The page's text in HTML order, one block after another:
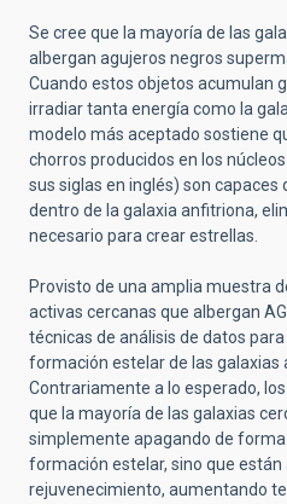
Se cree que la mayoría de las
albergan agujeros negros
Cuando estos objetos acumulan
irradiar tanta energía como la
modelo más aceptado sostiene
chorros producidos en los
sus siglas en inglés) son capaces
dentro de la galaxia anfitriona,
necesario para crear estrellas.
Provisto de una amplia muestra
activas cercanas que albergan
técnicas de análisis de datos
formación estelar de las galaxias
Contrariamente a lo esperado,
que la mayoría de las galaxias
simplemente apagando de
formación estelar, sino que
rejuvenecimiento, aumentando